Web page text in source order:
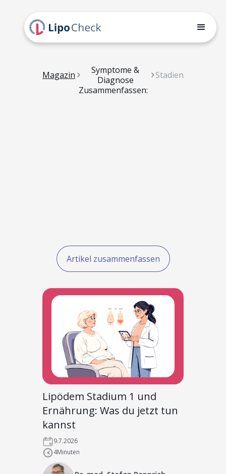
Magazin
Symptome &
Diagnose
Stadien
Zusammenfassen:
Artikel zusammenfassen
Lipödem Stadium 1 und
Ernährung: Was du jetzt tun
kannst
9.7.2026
4Minuten